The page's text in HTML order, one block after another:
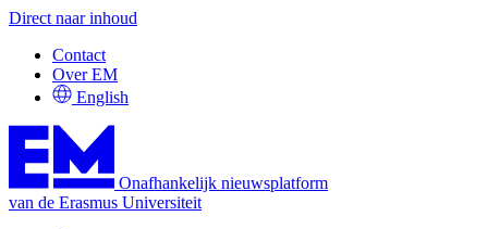
Direct naar inhoud
Contact
Over EM
English
Onafhankelijk nieuwsplatform
van de Erasmus Universiteit